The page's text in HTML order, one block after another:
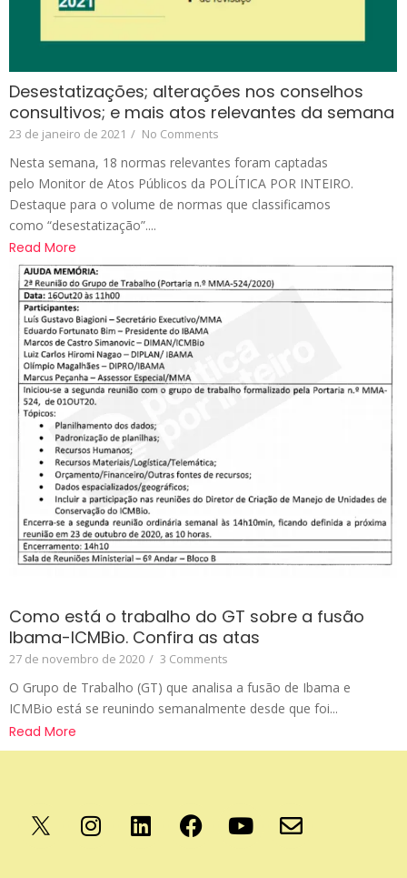
Desestatizações; alterações nos conselhos
consultivos; e mais atos relevantes da semana
23 de janeiro de 2021 / No Comments
Nesta semana, 18 normas relevantes foram captadas
pelo Monitor de Atos Públicos da POLÍTICA POR INTEIRO.
Destaque para o volume de normas que classificamos
como “desestatização”....
Read More
Como está o trabalho do GT sobre a fusão
Ibama-ICMBio. Confira as atas
27 de novembro de 2020 / 3 Comments
O Grupo de Trabalho (GT) que analisa a fusão de Ibama e
ICMBio está se reunindo semanalmente desde que foi...
Read More